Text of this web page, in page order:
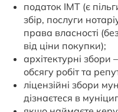
податок IMT (є
збір, послуги
права власності
від ціни покупки);
архітектурні збори
обсягу робіт та
ліцензійні збори
дізнаєтеся в